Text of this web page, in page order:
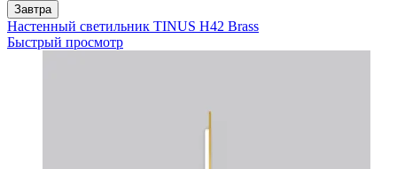
Завтра
Настенный светильник TINUS H42 Brass
Быстрый просмотр